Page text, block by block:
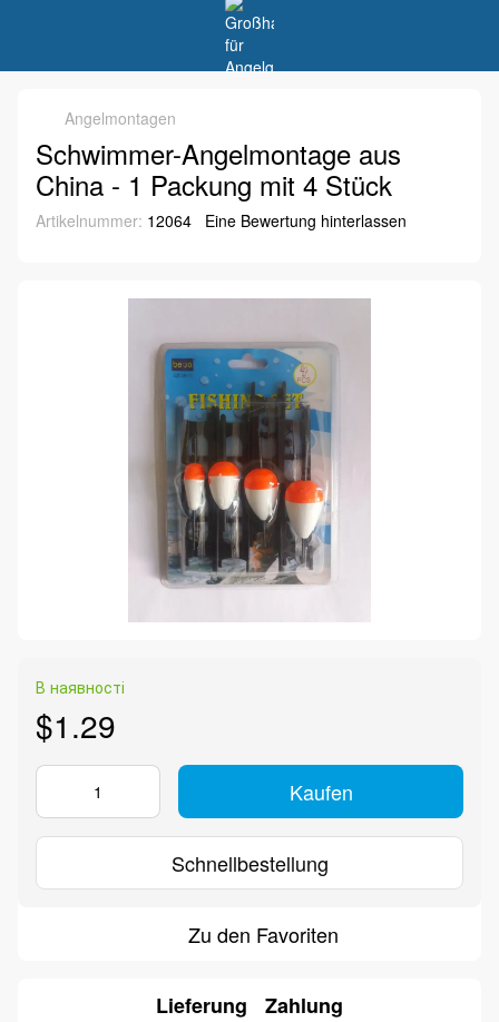
Angelmontagen
Schwimmer-Angelmontage aus
China - 1 Packung mit 4 Stück
Artikelnummer: 12064 Eine Bewertung hinterlassen
В наявності
$1.29
Kaufen
Schnellbestellung
Zu den Favoriten
Lieferung Zahlung